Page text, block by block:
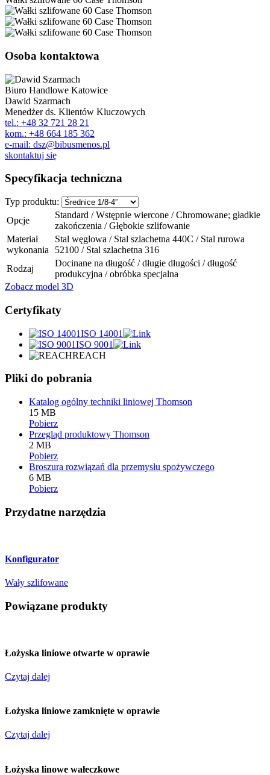
Osoba kontaktowa
Biuro Handlowe Katowice
Dawid Szarmach
Menedżer ds. Klientów Kluczowych
tel.: +48 32 721 28 21
kom.: +48 664 185 362
e-mail: dsz@bibusmenos.pl
skontaktuj się
Specyfikacja techniczna
Typ produktu:
Opcje
Standard / Wstępnie wiercone / Chromowane; gładkie
zakończenia / Głębokie szlifowanie
Materiał
wykonania
Stal węglowa / Stal szlachetna 440C / Stal rurowa
52100 / Stal szlachetna 316
Rodzaj
Docinane na długość / długie długości / długość
produkcyjna / obróbka specjalna
Zobacz model 3D
Certyfikaty
ISO 14001
ISO 9001
REACH
Pliki do pobrania
Katalog ogólny techniki liniowej Thomson
15 MB
Pobierz
Przegląd produktowy Thomson
2 MB
Pobierz
Broszura rozwiązań dla przemysłu spożywczego
6 MB
Pobierz
Przydatne narzędzia
Konfigurator
Wały szlifowane
Powiązane produkty
Łożyska liniowe otwarte w oprawie
Czytaj dalej
Łożyska liniowe zamknięte w oprawie
Czytaj dalej
Łożyska linowe wałeczkowe